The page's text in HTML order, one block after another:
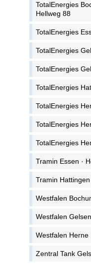
TotalEnergies
Hellweg 88
TotalEnergies
TotalEnergies
TotalEnergies
TotalEnergies
TotalEnergies
TotalEnergies
TotalEnergies
Tramin Essen ·
Tramin
Westfalen
Westfalen
Westfalen Herne
Zentral Tank